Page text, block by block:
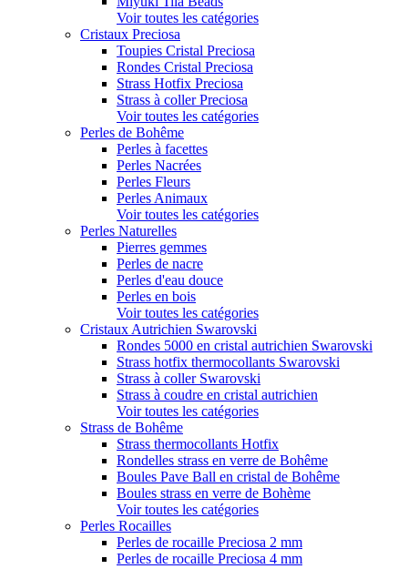
Voir toutes les catégories
Cristaux Preciosa
Toupies Cristal Preciosa
Rondes Cristal Preciosa
Strass Hotfix Preciosa
Strass à coller Preciosa
Voir toutes les catégories
Perles de Bohême
Perles à facettes
Perles Nacrées
Perles Fleurs
Perles Animaux
Voir toutes les catégories
Perles Naturelles
Pierres gemmes
Perles de nacre
Perles d'eau douce
Perles en bois
Voir toutes les catégories
Cristaux Autrichien Swarovski
Rondes 5000 en cristal autrichien Swarovski
Strass hotfix thermocollants Swarovski
Strass à coller Swarovski
Strass à coudre en cristal autrichien
Voir toutes les catégories
Strass de Bohême
Strass thermocollants Hotfix
Rondelles strass en verre de Bohême
Boules Pave Ball en cristal de Bohême
Boules strass en verre de Bohème
Voir toutes les catégories
Perles Rocailles
Perles de rocaille Preciosa 2 mm
Perles de rocaille Preciosa 4 mm